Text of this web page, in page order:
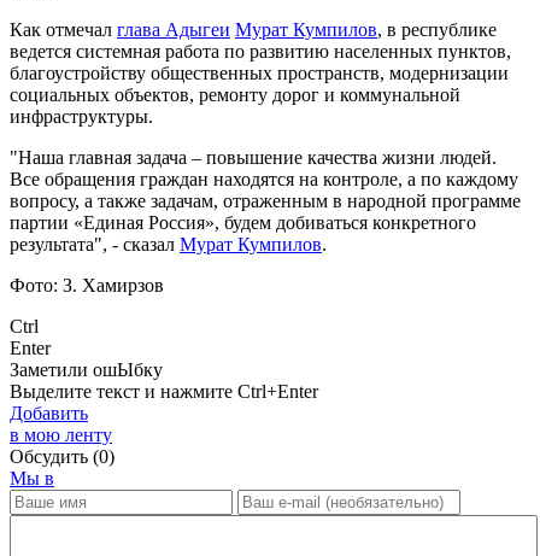
Как отмечал глава Адыгеи Мурат Кумпилов, в республике
ведется системная работа по развитию населенных пунктов,
благоустройству общественных пространств, модернизации
социальных объектов, ремонту дорог и коммунальной
инфраструктуры.
"Наша главная задача – повышение качества жизни людей.
Все обращения граждан находятся на контроле, а по каждому
вопросу, а также задачам, отраженным в народной программе
партии «Единая Россия», будем добиваться конкретного
результата", - сказал Мурат Кумпилов.
Фото: З. Хамирзов
Ctrl
Enter
Заметили ошЫбку
Выделите текст и нажмите Ctrl+Enter
Добавить
в мою ленту
Обсудить (0)
Мы в